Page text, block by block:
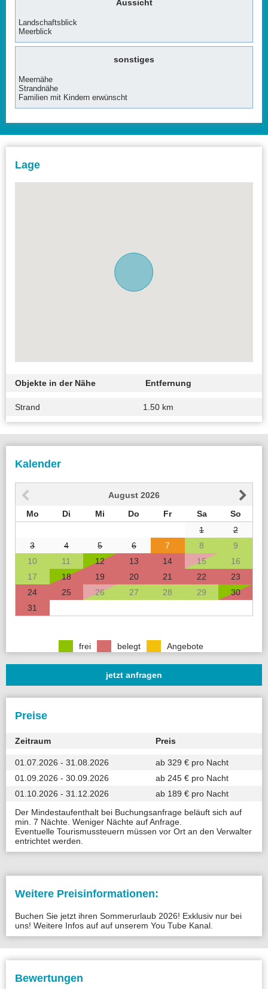
Aussicht
Landschaftsblick
Meerblick
sonstiges
Meernähe
Strandnähe
Familien mit Kindern erwünscht
Lage
Objekte in der Nähe Entfernung
Strand 1.50 km
Kalender
August 2026
Mo
Di Mi Do Fr Sa
So
1
2
3
4 5 6 7 8
9
10
11 12 13 14 15
16
17
18 19 20 21 22
23
24
25 26 27 28 29
30
31
frei belegt Angebote
jetzt anfragen
Preise
Zeitraum Preis
01.07.2026 - 31.08.2026
ab 329 € pro Nacht
01.09.2026 - 30.09.2026
ab 245 € pro Nacht
01.10.2026 - 31.12.2026
ab 189 € pro Nacht
Der Mindestaufenthalt bei Buchungsanfrage beläuft sich auf
min. 7 Nächte. Weniger Nächte auf Anfrage.
Eventuelle Tourismussteuern müssen vor Ort an den Verwalter
entrichtet werden.
Weitere Preisinformationen:
Buchen Sie jetzt ihren Sommerurlaub 2026! Exklusiv nur bei
uns! Weitere Infos auf auf unserem You Tube Kanal.
Bewertungen